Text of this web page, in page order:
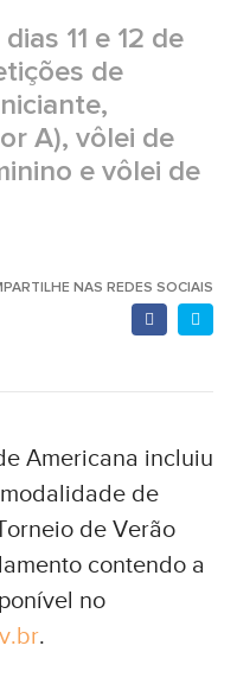
11 e 12 de
de
A), vôlei de
e vôlei de
NAS REDES SOCIAIS
Americana incluiu
de
de Verão
contendo a
no
.